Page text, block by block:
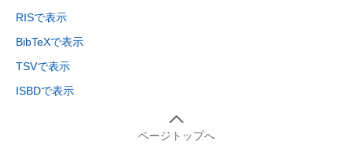
RISで表示
BibTeXで表示
TSVで表示
ISBDで表示
ページトップへ